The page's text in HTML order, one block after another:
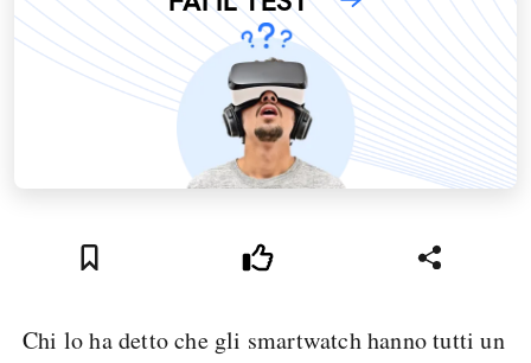
Chi lo ha detto che gli smartwatch hanno tutti un